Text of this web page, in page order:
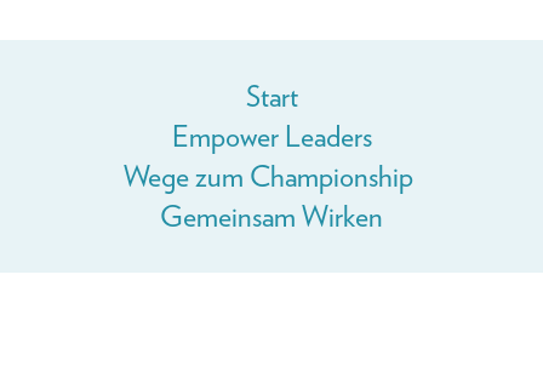
Start
Empower Leaders
Wege zum Championship
Gemeinsam Wirken